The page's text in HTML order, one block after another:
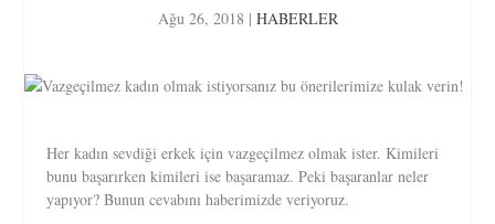
Ağu 26, 2018| HABERLER
Her kadın sevdiği erkek için vazgeçilmez olmak ister. Kimileri
bunu başarırken kimileri ise başaramaz. Peki başaranlar neler
yapıyor? Bunun cevabını haberimizde veriyoruz.